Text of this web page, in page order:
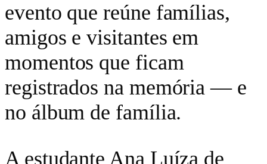
evento que reúne famílias,
amigos e visitantes em
momentos que ficam
registrados na memória — e
no álbum de família.
A estudante Ana Luíza de